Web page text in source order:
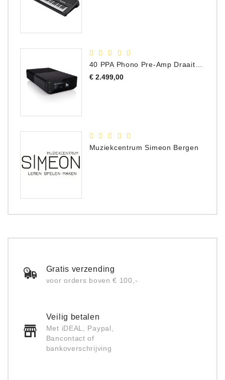
€ 2.499,00Prijs
Muziekcentrum Simeon Bergen
Gratis verzending
voor orders boven € 100,-
Veilig betalen
Met iDEAL, Paypal,
Bancontact of
bankoverschrijving